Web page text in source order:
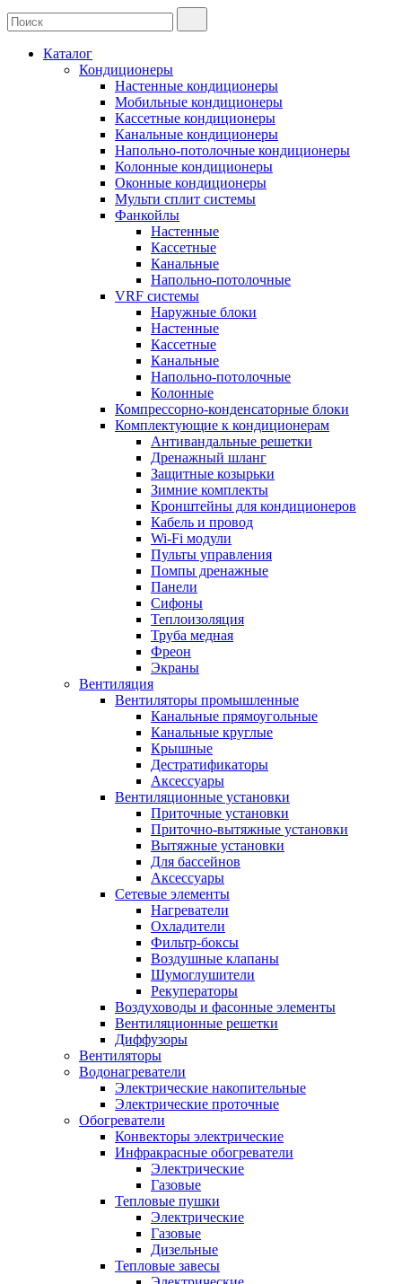
Каталог
Кондиционеры
Настенные кондиционеры
Мобильные кондиционеры
Кассетные кондиционеры
Канальные кондиционеры
Напольно-потолочные кондиционеры
Колонные кондиционеры
Оконные кондиционеры
Мульти сплит системы
Фанкойлы
Настенные
Кассетные
Канальные
Напольно-потолочные
VRF системы
Наружные блоки
Настенные
Кассетные
Канальные
Напольно-потолочные
Колонные
Компрессорно-конденсаторные блоки
Комплектующие к кондиционерам
Антивандальные решетки
Дренажный шланг
Защитные козырьки
Зимние комплекты
Кронштейны для кондиционеров
Кабель и провод
Wi-Fi модули
Пульты управления
Помпы дренажные
Панели
Сифоны
Теплоизоляция
Труба медная
Фреон
Экраны
Вентиляция
Вентиляторы промышленные
Канальные прямоугольные
Канальные круглые
Крышные
Дестратификаторы
Аксессуары
Вентиляционные установки
Приточные установки
Приточно-вытяжные установки
Вытяжные установки
Для бассейнов
Аксессуары
Сетевые элементы
Нагреватели
Охладители
Фильтр-боксы
Воздушные клапаны
Шумоглушители
Рекуператоры
Воздуховоды и фасонные элементы
Вентиляционные решетки
Диффузоры
Вентиляторы
Водонагреватели
Электрические накопительные
Электрические проточные
Обогреватели
Конвекторы электрические
Инфракрасные обогреватели
Электрические
Газовые
Тепловые пушки
Электрические
Газовые
Дизельные
Тепловые завесы